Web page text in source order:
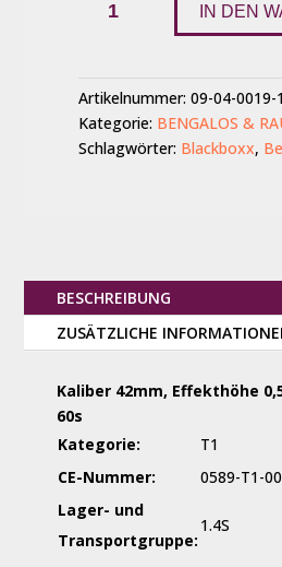
IN DEN
Artikelnummer:09-04-0019-
Kategorie: BENGALOS &
Schlagwörter: Blackboxx,
BESCHREIBUNG
ZUSÄTZLICHE
Kaliber 42mm, Effekthöhe
60s
Kategorie:
T1
CE-Nummer:
0589-T1-
Lager- und
Transportgruppe:
1.4S